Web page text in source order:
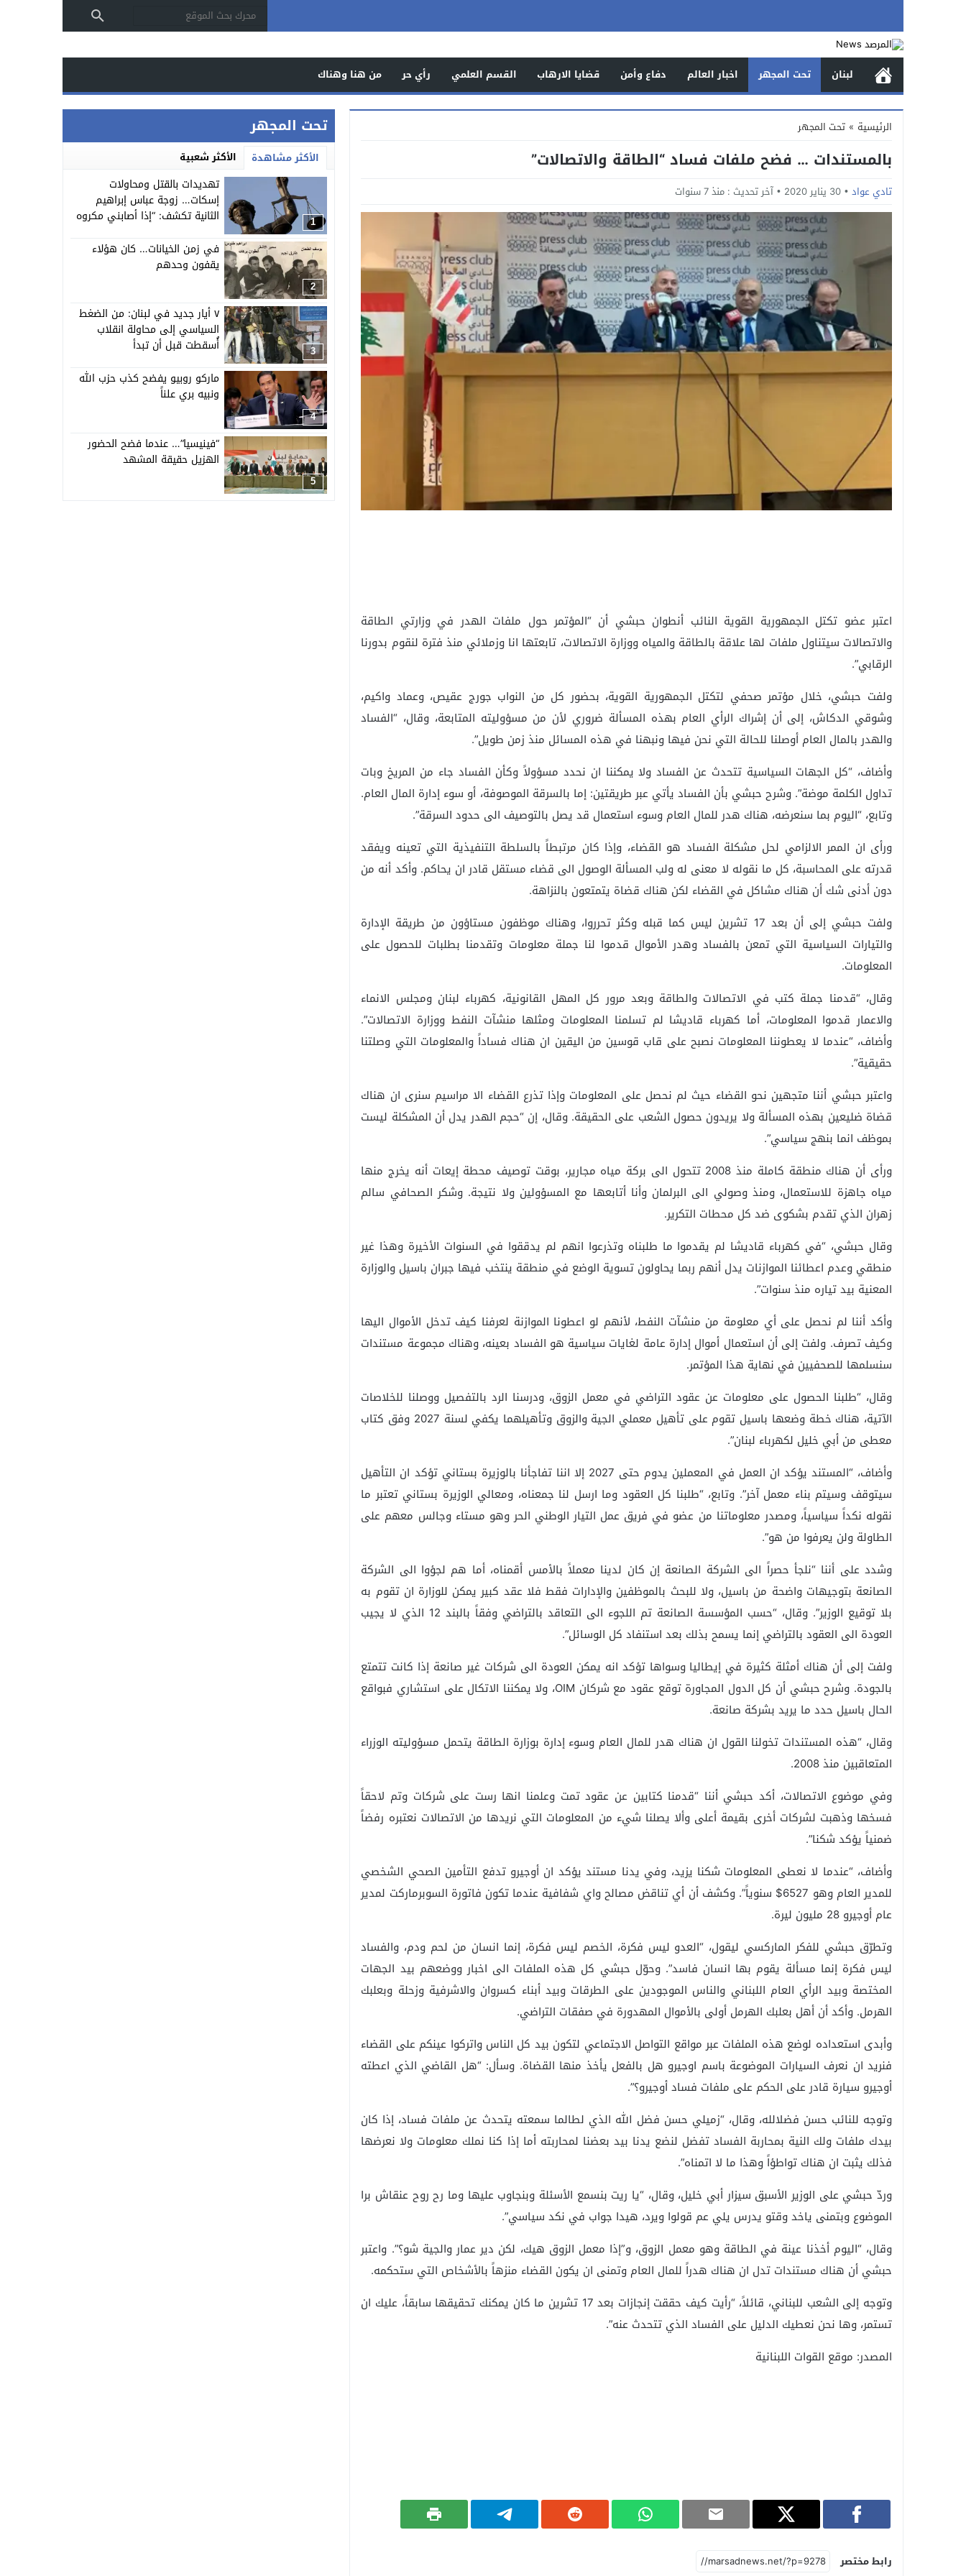
لبنان تحت المجهر اخبار العالم دفاع وأمن قضايا الارهاب القسم العلمي رأي حر من هنا وهناك
الرئيسية » تحت المجهر
بالمستندات … فضح ملفات فساد “الطاقة والاتصالات”
تادي عواد 30 يناير 2020 آخر تحديث : منذ 7 سنوات
اعتبر عضو تكتل الجمهورية القوية النائب أنطوان حبشي أن “المؤتمر حول ملفات الهدر في وزارتي الطاقة
والاتصالات سيتناول ملفات لها علاقة بالطاقة والمياه ووزارة الاتصالات، تابعتها انا وزملائي منذ فترة لنقوم بدورنا
الرقابي”.
ولفت حبشي، خلال مؤتمر صحفي لتكتل الجمهورية القوية، بحضور كل من النواب جورج عقيص، وعماد واكيم،
وشوقي الدكاش، إلى أن إشراك الرأي العام بهذه المسألة ضروري لأن من مسؤوليته المتابعة، وقال، “الفساد
والهدر بالمال العام أوصلنا للحالة التي نحن فيها ونبهنا في هذه المسائل منذ زمن طويل”.
وأضاف، “كل الجهات السياسية تتحدث عن الفساد ولا يمكننا ان نحدد مسؤولاً وكأن الفساد جاء من المريخ وبات
تداول الكلمة موضة”. وشرح حبشي بأن الفساد يأتي عبر طريقتين: إما بالسرقة الموصوفة، أو سوء إدارة المال العام.
وتابع، “اليوم بما سنعرضه، هناك هدر للمال العام وسوء استعمال قد يصل بالتوصيف الى حدود السرقة”.
ورأى ان الممر الالزامي لحل مشكلة الفساد هو القضاء، وإذا كان مرتبطاً بالسلطة التنفيذية التي تعينه ويفقد
قدرته على المحاسبة، كل ما نقوله لا معنى له ولب المسألة الوصول الى قضاء مستقل قادر ان يحاكم. وأكد أنه من
دون أدنى شك أن هناك مشاكل في القضاء لكن هناك قضاة يتمتعون بالنزاهة.
ولفت حبشي إلى أن بعد 17 تشرين ليس كما قبله وكثر تحرروا، وهناك موظفون مستاؤون من طريقة الإدارة
والتيارات السياسية التي تمعن بالفساد وهدر الأموال قدموا لنا جملة معلومات وتقدمنا بطلبات للحصول على
المعلومات.
وقال، “قدمنا جملة كتب في الاتصالات والطاقة وبعد مرور كل المهل القانونية، كهرباء لبنان ومجلس الانماء
والاعمار قدموا المعلومات، أما كهرباء قاديشا لم تسلمنا المعلومات ومثلها منشآت النفط ووزارة الاتصالات”.
وأضاف، “عندما لا يعطوننا المعلومات نصبح على قاب قوسين من اليقين ان هناك فساداً والمعلومات التي وصلتنا
حقيقية”.
واعتبر حبشي أننا متجهين نحو القضاء حيث لم نحصل على المعلومات وإذا تذرع القضاء الا مراسيم سنرى ان هناك
قضاة ضليعين بهذه المسألة ولا يريدون حصول الشعب على الحقيقة. وقال، إن “حجم الهدر يدل أن المشكلة ليست
بموظف انما بنهج سياسي”.
ورأى أن هناك منطقة كاملة منذ 2008 تتحول الى بركة مياه مجارير، بوقت توصيف محطة إيعات أنه يخرج منها
مياه جاهزة للاستعمال، ومنذ وصولي الى البرلمان وأنا أتابعها مع المسؤولين ولا نتيجة. وشكر الصحافي سالم
زهران الذي تقدم بشكوى ضد كل محطات التكرير.
وقال حبشي، “في كهرباء قاديشا لم يقدموا ما طلبناه وتذرعوا انهم لم يدققوا في السنوات الأخيرة وهذا غير
منطقي وعدم اعطائنا الموازنات يدل أنهم ربما يحاولون تسوية الوضع في منطقة ينتخب فيها جبران باسيل والوزارة
المعنية بيد تياره منذ سنوات”.
وأكد أننا لم نحصل على أي معلومة من منشآت النفط، لأنهم لو اعطونا الموازنة لعرفنا كيف تدخل الأموال اليها
وكيف تصرف. ولفت إلى أن استعمال أموال إدارة عامة لغايات سياسية هو الفساد بعينه، وهناك مجموعة مستندات
سنسلمها للصحفيين في نهاية هذا المؤتمر.
وقال، “طلبنا الحصول على معلومات عن عقود التراضي في معمل الزوق، ودرسنا الرد بالتفصيل ووصلنا للخلاصات
الآتية، هناك خطة وضعها باسيل تقوم على تأهيل معملي الجية والزوق وتأهيلهما يكفي لسنة 2027 وفق كتاب
معطى من أبي خليل لكهرباء لبنان”.
وأضاف، “المستند يؤكد ان العمل في المعملين يدوم حتى 2027 إلا اننا تفاجأنا بالوزيرة بستاني تؤكد ان التأهيل
سيتوقف وسيتم بناء معمل آخر”. وتابع، “طلبنا كل العقود وما ارسل لنا جمعناه، ومعالي الوزيرة بستاني تعتبر ما
نقوله نكداً سياسياً، ومصدر معلوماتنا من عضو في فريق عمل التيار الوطني الحر وهو مستاء وجالس معهم على
الطاولة ولن يعرفوا من هو”.
وشدد على أننا “نلجأ حصراً الى الشركة الصانعة إن كان لدينا معملاً بالأمس أقمناه، أما هم لجؤوا الى الشركة
الصانعة بتوجيهات واضحة من باسيل، ولا للبحث بالموظفين والإدارات فقط فلا عقد كبير يمكن للوزارة ان تقوم به
بلا توقيع الوزير”. وقال، “حسب المؤسسة الصانعة تم اللجوء الى التعاقد بالتراضي وفقاً بالبند 12 الذي لا يجيب
العودة الى العقود بالتراضي إنما يسمح بذلك بعد استنفاد كل الوسائل”.
ولفت إلى أن هناك أمثلة كثيرة في إيطاليا وسواها تؤكد انه يمكن العودة الى شركات غير صانعة إذا كانت تتمتع
بالجودة. وشرح حبشي أن كل الدول المجاورة توقع عقود مع شركان OIM، ولا يمكننا الاتكال على استشاري فبواقع
الحال باسيل حدد ما يريد بشركة صانعة.
وقال، “هذه المستندات تخولنا القول ان هناك هدر للمال العام وسوء إدارة بوزارة الطاقة يتحمل مسؤوليته الوزراء
المتعاقبين منذ 2008.
وفي موضوع الاتصالات، أكد حبشي أننا “قدمنا كتابين عن عقود تمت وعلمنا انها رست على شركات وتم لاحقاً
فسخها وذهبت لشركات أخرى بقيمة أعلى وألا يصلنا شيء من المعلومات التي نريدها من الاتصالات نعتبره رفضاً
ضمنياً يؤكد شكنا”.
وأضاف، “عندما لا نعطى المعلومات شكنا يزيد، وفي يدنا مستند يؤكد ان أوجيرو تدفع التأمين الصحي الشخصي
للمدير العام وهو 6527$ سنوياً”. وكشف أن أي تناقض مصالح واي شفافية عندما تكون فاتورة السوبرماركت لمدير
عام أوجيرو 28 مليون ليرة.
وتطرّق حبشي للفكر الماركسي ليقول، “العدو ليس فكرة، الخصم ليس فكرة، إنما انسان من لحم ودم، والفساد
ليس فكرة إنما مسألة يقوم بها انسان فاسد”. وحوّل حبشي كل هذه الملفات الى اخبار ووضعهم بيد الجهات
المختصة وبيد الرأي العام اللبناني والناس الموجودين على الطرقات وبيد أبناء كسروان والاشرفية وزحلة وبعلبك
الهرمل. وأكد أن أهل بعلبك الهرمل أولى بالأموال المهدورة في صفقات التراضي.
وأبدى استعداده لوضع هذه الملفات عبر مواقع التواصل الاجتماعي لتكون بيد كل الناس واتركوا عينكم على القضاء
فنريد ان نعرف السيارات الموضوعة باسم اوجيرو هل بالفعل يأخذ منها القضاة. وسأل: “هل القاضي الذي اعطته
أوجيرو سيارة قادر على الحكم على ملفات فساد أوجيرو؟”.
وتوجه للنائب حسن فضلالله، وقال، “زميلي حسن فضل الله الذي لطالما سمعته يتحدث عن ملفات فساد، إذا كان
بيدك ملفات ولك النية بمحاربة الفساد تفضل لنضع يدنا بيد بعضنا لمحاربته أما إذا كنا نملك معلومات ولا نعرضها
فذلك يثبت ان هناك تواطؤاً وهذا ما لا اتمناه”.
وردّ حبشي على الوزير الأسبق سيزار أبي خليل، وقال، “يا ريت بنسمع الأسئلة وبنجاوب عليها وما رح روح عنقاش برا
الموضوع وبتمنى ياخد وقتو يدرس يلي عم قولوا ويرد، هيدا جواب في نكد سياسي”.
وقال، “اليوم أخذنا عينة في الطاقة وهو معمل الزوق، و”إذا معمل الزوق هيك، لكن دير عمار والجية شو؟”. واعتبر
حبشي أن هناك مستندات تدل ان هناك هدراً للمال العام وتمنى ان يكون القضاء منزهاً بالأشخاص التي ستحكمه.
وتوجه إلى الشعب للبناني، قائلاً، “رأيت كيف حققت إنجازات بعد 17 تشرين ما كان يمكنك تحقيقها سابقاً، عليك ان
تستمر، وها نحن نعطيك الدليل على الفساد الذي تتحدث عنه”.
المصدر: موقع القوات اللبنانية
رابط مختصر
تحت المجهر
الأكثر مشاهدة الأكثر شعبية
1
تهديدات بالقتل ومحاولات
إسكات… زوجة عباس إبراهيم
الثانية تكشف: “إذا أصابني مكروه
2
في زمن الخيانات… كان هؤلاء
يقفون وحدهم
3
٧ أيار جديد في لبنان: من الضغط
السياسي إلى محاولة انقلاب
أُسقطت قبل أن تبدأ
4
ماركو روبيو يفضح كذب حزب الله
ونبيه بري علناً
5
“فينيسيا”… عندما فضح الحضور
الهزيل حقيقة المشهد